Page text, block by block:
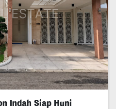
Indah Siap Huni